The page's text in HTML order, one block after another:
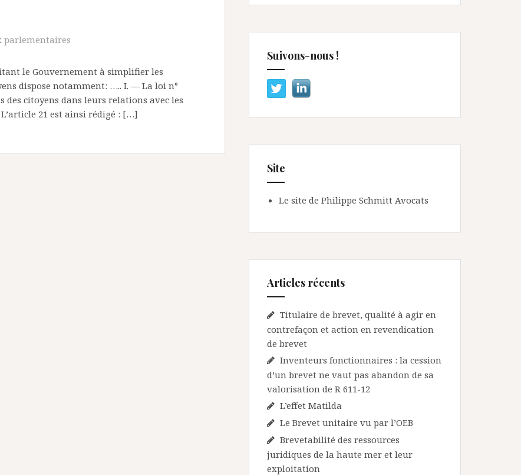
parlementaires
le Gouvernement à simplifier les
dispose notamment: ….. I. ― La loi n°
des citoyens dans leurs relations avec les
21 est ainsi rédigé : […]
Suivons-nous !
Site
Le site de Philippe Schmitt Avocats
Articles récents
Titulaire de brevet, qualité à agir en
contrefaçon et action en revendication
de brevet
Inventeurs fonctionnaires : la cession
d’un brevet ne vaut pas abandon de sa
valorisation de R 611-12
L’effet Matilda
Le Brevet unitaire vu par l’OEB
Brevetabilité des ressources
juridiques de la haute mer et leur
exploitation